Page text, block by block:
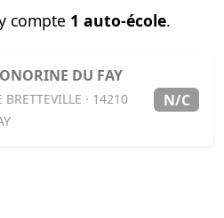
compte 1 auto-école.
DU FAY
BRETTEVILLE · 14210
N/C